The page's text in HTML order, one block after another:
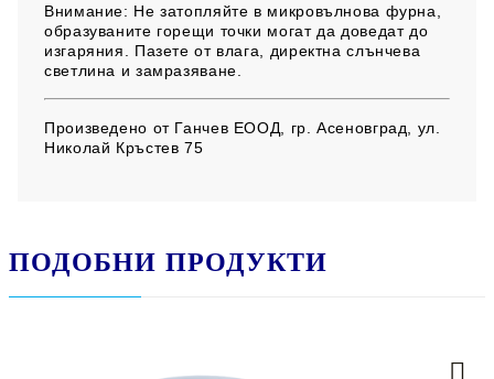
Внимание: Не затопляйте в микровълнова фурна,
образуваните горещи точки могат да доведат до
изгаряния. Пазете от влага, директна слънчева
светлина и замразяване.
Произведено отГанчев ЕООД, гр. Асеновград, ул.
Николай Кръстев 75
ПОДОБНИ ПРОДУКТИ